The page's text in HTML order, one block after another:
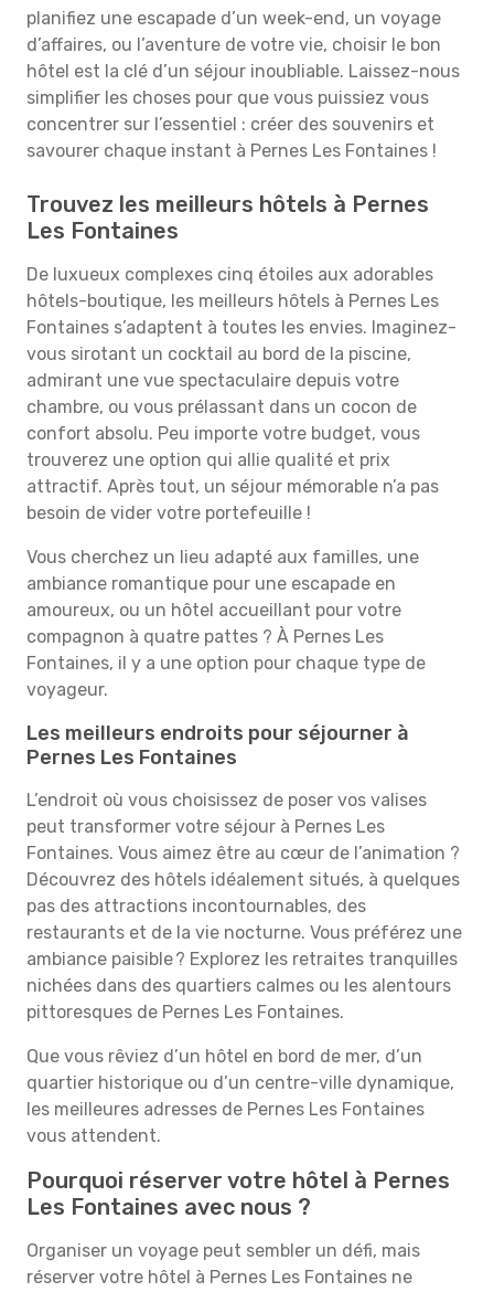
planifiez une escapade d’un week-end, un voyage
d’affaires, ou l’aventure de votre vie, choisir le bon
hôtel est la clé d’un séjour inoubliable. Laissez-nous
simplifier les choses pour que vous puissiez vous
concentrer sur l’essentiel : créer des souvenirs et
savourer chaque instant à Pernes Les Fontaines !
Trouvez les meilleurs hôtels à Pernes
Les Fontaines
De luxueux complexes cinq étoiles aux adorables
hôtels-boutique, les meilleurs hôtels à Pernes Les
Fontaines s’adaptent à toutes les envies. Imaginez-
vous sirotant un cocktail au bord de la piscine,
admirant une vue spectaculaire depuis votre
chambre, ou vous prélassant dans un cocon de
confort absolu. Peu importe votre budget, vous
trouverez une option qui allie qualité et prix
attractif. Après tout, un séjour mémorable n’a pas
besoin de vider votre portefeuille !
Vous cherchez un lieu adapté aux familles, une
ambiance romantique pour une escapade en
amoureux, ou un hôtel accueillant pour votre
compagnon à quatre pattes ? À Pernes Les
Fontaines, il y a une option pour chaque type de
voyageur.
Les meilleurs endroits pour séjourner à
Pernes Les Fontaines
L’endroit où vous choisissez de poser vos valises
peut transformer votre séjour à Pernes Les
Fontaines. Vous aimez être au cœur de l’animation ?
Découvrez des hôtels idéalement situés, à quelques
pas des attractions incontournables, des
restaurants et de la vie nocturne. Vous préférez une
ambiance paisible ? Explorez les retraites tranquilles
nichées dans des quartiers calmes ou les alentours
pittoresques de Pernes Les Fontaines.
Que vous rêviez d’un hôtel en bord de mer, d’un
quartier historique ou d’un centre-ville dynamique,
les meilleures adresses de Pernes Les Fontaines
vous attendent.
Pourquoi réserver votre hôtel à Pernes
Les Fontaines avec nous ?
Organiser un voyage peut sembler un défi, mais
réserver votre hôtel à Pernes Les Fontaines ne